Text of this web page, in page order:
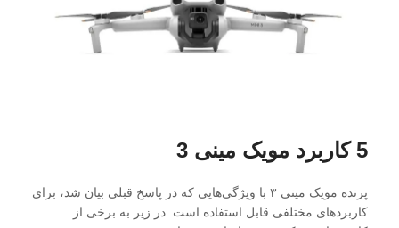
5 کاربرد مویک مینی 3
پرنده مویک مینی ۳ با ویژگی‌هایی که در پاسخ قبلی بیان شد، برای
کاربردهای مختلفی قابل استفاده است. در زیر به برخی از